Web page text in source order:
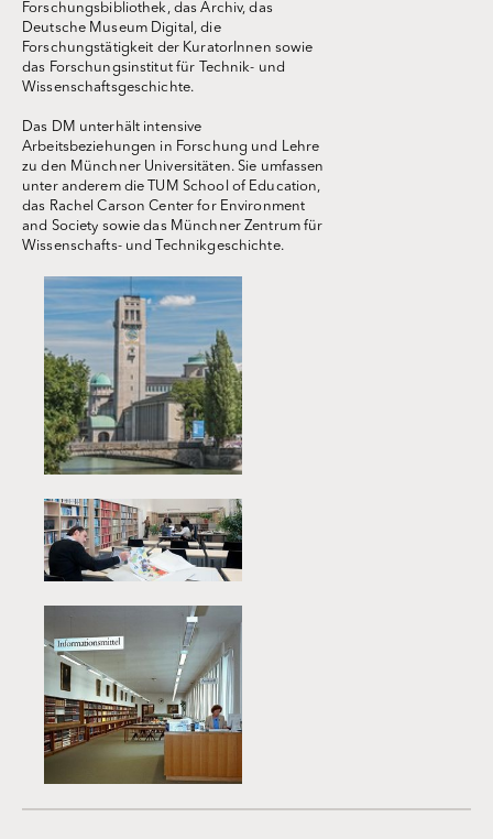
Forschungsbibliothek, das Archiv, das
Deutsche Museum Digital, die
Forschungstätigkeit der KuratorInnen sowie
das Forschungsinstitut für Technik- und
Wissenschaftsgeschichte.
Das DM unterhält intensive
Arbeitsbeziehungen in Forschung und Lehre
zu den Münchner Universitäten. Sie umfassen
unter anderem die TUM School of Education,
das Rachel Carson Center for Environment
and Society sowie das Münchner Zentrum für
Wissenschafts- und Technikgeschichte.